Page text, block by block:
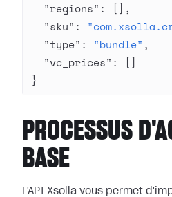
  "regions"
: [],
  "sku"
:
  "type"
: "bundle" ,
  "vc_prices"
: []
}
PROCESSUS
BASE
L'API Xsolla vous permet